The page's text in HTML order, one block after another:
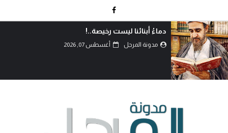
بين حكمة السياسة وأحقاد البدو: كيف تُدار المعارك
بعقول العلماء لا بغيرة ا...